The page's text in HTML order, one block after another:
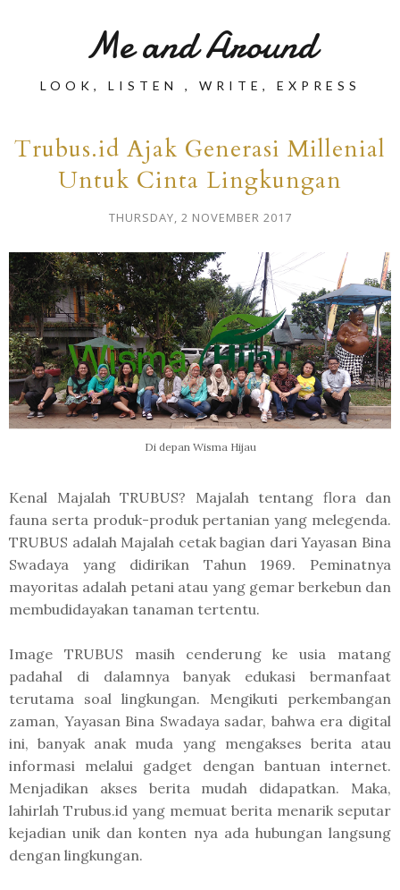
Me and Around
LOOK, LISTEN , WRITE, EXPRESS
Trubus.id Ajak Generasi Millenial
Untuk Cinta Lingkungan
THURSDAY, 2 NOVEMBER 2017
Di depan Wisma Hijau
Kenal Majalah TRUBUS? Majalah tentang flora dan
fauna serta produk-produk pertanian yang melegenda.
TRUBUS adalah Majalah cetak bagian dari Yayasan Bina
Swadaya yang didirikan Tahun 1969. Peminatnya
mayoritas adalah petani atau yang gemar berkebun dan
membudidayakan tanaman tertentu.
Image TRUBUS masih cenderung ke usia matang
padahal di dalamnya banyak edukasi bermanfaat
terutama soal lingkungan. Mengikuti perkembangan
zaman, Yayasan Bina Swadaya sadar, bahwa era digital
ini, banyak anak muda yang mengakses berita atau
informasi melalui gadget dengan bantuan internet.
Menjadikan akses berita mudah didapatkan. Maka,
lahirlah Trubus.id yang memuat berita menarik seputar
kejadian unik dan konten nya ada hubungan langsung
dengan lingkungan.